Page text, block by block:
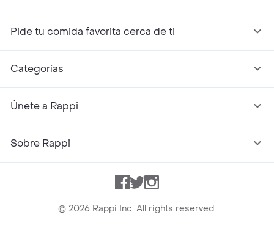
Pide tu comida favorita cerca de ti
Categorías
Únete a Rappi
Sobre Rappi
Facebook
TwitterInstagram
© 2026 Rappi Inc. All rights reserved.